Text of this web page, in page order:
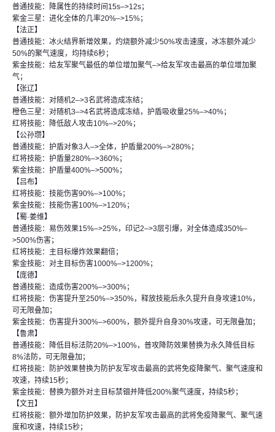
普通技能：降属性的持续时间15s–>12s；
紫金三星：进化全体的几率20%–>15%；
【法正】
普通技能：冰火结界新增效果，灼烧额外减少50%攻击速度，冰冻额外减少
50%的聚气速度，均持续6秒；
紫金技能：给友军聚气最低的单位增加聚气–>给友军攻击最高的单位增加聚
气；
【张辽】
普通技能：对随机2–>3名武将造成冻结；
橙色三星：对随机3–>4名武将造成冻结，护盾吸收量25%–>40%；
红将技能：降低敌人攻击10%–>20%；
【公孙瓒】
普通技能：护盾对象3人–>全体，护盾量200%–>280%；
红将技能：护盾量280%–>360%；
紫金技能：护盾量400%–>500%；
【吕布】
红将技能：技能伤害90%–>100%；
紫金技能：技能伤害100%–>120%；
【蜀·姜维】
普通技能：易伤效果15%–>25%，印记2–>3层引爆，对全体造成350%–
>500%伤害；
红将技能：主目标爆炸效果翻倍；
紫金技能：对主目标伤害1000%–>1200%；
【庞德】
普通技能：造成伤害200%–>300%；
红将技能：伤害提升至250%–>350%，释放技能后永久提升自身攻速10%，
可无限叠加；
紫金技能：伤害提升300%–>600%，额外提升自身30%攻速，可无限叠加；
【鲁肃】
普通技能：降低目标法防20%–>100%，普攻降防效果替换为永久降低目标
8%法防，可无限叠加；
红将技能：防护效果替换为防护友军攻击最高的武将免疫降聚气、聚气速度和
攻速，持续15秒；
紫金技能：替换为额外对主目标禁锢并降低200%聚气速度，持续5秒；
【文丑】
红将技能：额外增加防护效果，防护友军攻击最高的武将免疫降聚气、聚气速
度和攻速，持续15秒；